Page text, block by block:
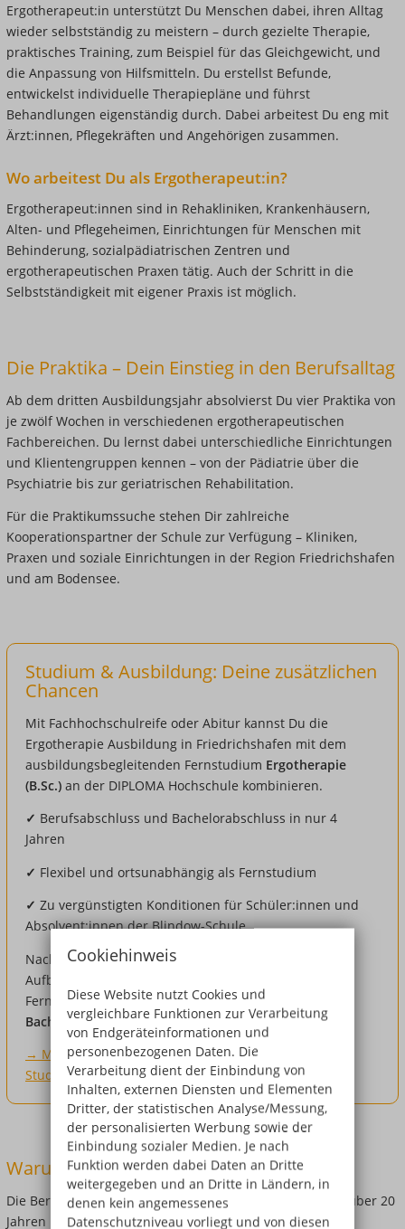
Cookiehinweis
Diese Website nutzt Cookies und
vergleichbare Funktionen zur Verarbeitung
von Endgeräteinformationen und
personenbezogenen Daten. Die
Verarbeitung dient der Einbindung von
Inhalten, externen Diensten und Elementen
Dritter, der statistischen Analyse/Messung,
der personalisierten Werbung sowie der
Einbindung sozialer Medien. Je nach
Funktion werden dabei Daten an Dritte
weitergegeben und an Dritte in Ländern, in
denen kein angemessenes
Datenschutzniveau vorliegt und von diesen
Ergotherapeut:in unterstützt Du Menschen dabei, ihren Alltag
wieder selbstständig zu meistern – durch gezielte Therapie,
praktisches Training, zum Beispiel für das Gleichgewicht, und
die Anpassung von Hilfsmitteln. Du erstellst Befunde,
entwickelst individuelle Therapiepläne und führst
Behandlungen eigenständig durch. Dabei arbeitest Du eng mit
Ärzt:innen, Pflegekräften und Angehörigen zusammen.
Wo arbeitest Du als Ergotherapeut:in?
Ergotherapeut:innen sind in Rehakliniken, Krankenhäusern,
Alten- und Pflegeheimen, Einrichtungen für Menschen mit
Behinderung, sozialpädiatrischen Zentren und
ergotherapeutischen Praxen tätig. Auch der Schritt in die
Selbstständigkeit mit eigener Praxis ist möglich.
Die Praktika – Dein Einstieg in den Berufsalltag
Ab dem dritten Ausbildungsjahr absolvierst Du vier Praktika von
je zwölf Wochen in verschiedenen ergotherapeutischen
Fachbereichen. Du lernst dabei unterschiedliche Einrichtungen
und Klientengruppen kennen – von der Pädiatrie über die
Psychiatrie bis zur geriatrischen Rehabilitation.
Für die Praktikumssuche stehen Dir zahlreiche
Kooperationspartner der Schule zur Verfügung – Kliniken,
Praxen und soziale Einrichtungen in der Region Friedrichshafen
und am Bodensee.
Studium & Ausbildung: Deine zusätzlichen
Chancen
Mit Fachhochschulreife oder Abitur kannst Du die
Ergotherapie Ausbildung in Friedrichshafen mit dem
ausbildungsbegleitenden Fernstudium Ergotherapie
(B.Sc.) an der DIPLOMA Hochschule kombinieren.
✓ Berufsabschluss und Bachelorabschluss in nur 4
Jahren
✓ Flexibel und ortsunabhängig als Fernstudium
✓ Zu vergünstigten Konditionen für Schüler:innen und
Absolvent:innen der Blindow-Schule
Nach der Ausbildung stehen Dir außerdem ein
Aufbaustudium Ergotherapie (5 Semester), das
FernstudiumMedizinalfachberufe (B.A.)
Bachelorstudium Osteopathie (B.Sc.)offen.
→ Mehr zum ausbildungsbegleitenden Ergotherapie-
Studium
Warum Friedrichshafen?
Die Bernd-Blindow-Schule in Friedrichshafen bildet seit über 20
Jahren Ergotherapeut:innen aus – mit mehr als 2.000